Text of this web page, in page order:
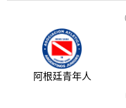
阿根廷青年人